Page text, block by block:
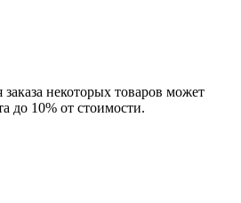
некоторых товаров может
до 10% от стоимости.